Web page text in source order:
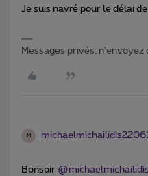
Je suis navré pour le délai
Messages privés: n'envoyez
M
Bonsoir